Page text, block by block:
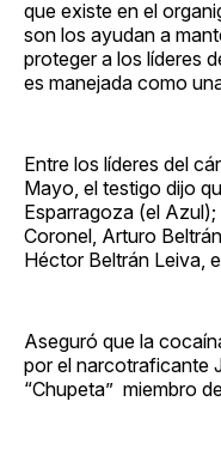
que existe en el
son los ayudan a
proteger a los líderes
es manejada como
Entre los líderes del
Mayo, el testigo dijo
Esparragoza (el
Coronel, Arturo
Héctor Beltrán Leiva,
Aseguró que la
por el narcotraficante
“Chupeta” miembro